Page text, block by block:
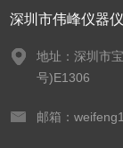
深圳市伟峰仪器
地址：深圳市
号)E1306
邮箱：